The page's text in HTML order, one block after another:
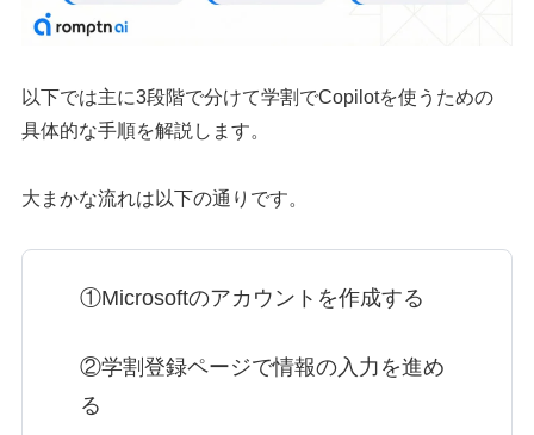
以下では主に3段階で分けて学割でCopilotを使うための
具体的な手順を解説します。
大まかな流れは以下の通りです。
①Microsoftのアカウントを作成する
②学割登録ページで情報の入力を進め
る